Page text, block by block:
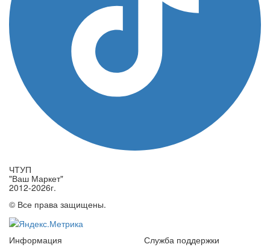
ЧТУП
"Ваш Маркет"
2012-2026г.
© Все права защищены.
Информация
Служба поддержки